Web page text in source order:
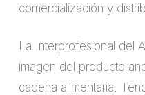
comercialización y
La Interprofesional del
imagen del producto
cadena alimentaria.